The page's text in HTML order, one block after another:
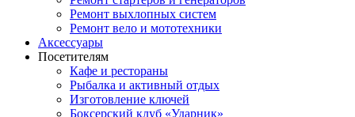
Ремонт выхлопных систем
Ремонт вело и мототехники
Аксессуары
Посетителям
Кафе и рестораны
Рыбалка и активный отдых
Изготовление ключей
Боксерский клуб «Ударник»